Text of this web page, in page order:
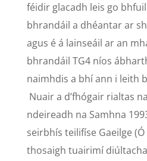
féidir glacadh leis go
bhrandáil a dhéantar ar
agus é á lainseáil ar an
bhrandáil TG4 níos
naimhdis a bhí ann i leith
Nuair a d’fhógair rialtas
ndeireadh na Samhna
seirbhís teilifíse Gaeilge
thosaigh tuairimí